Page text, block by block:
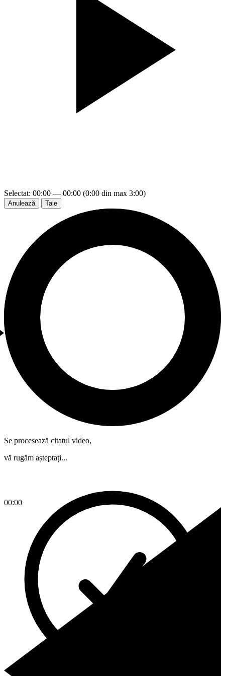
00:00
Selectat: 00:00 — 00:00 (0:00 din max 3:00)
Anulează Taie
Se procesează citatul video,
vă rugăm așteptați...